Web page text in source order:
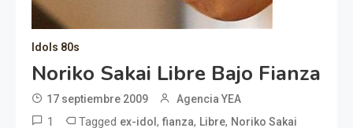
Idols 80s
Noriko Sakai Libre Bajo Fianza
17 septiembre 2009 Agencia YEA
1 Tagged ex-idol , fianza, Libre, Noriko Sakai